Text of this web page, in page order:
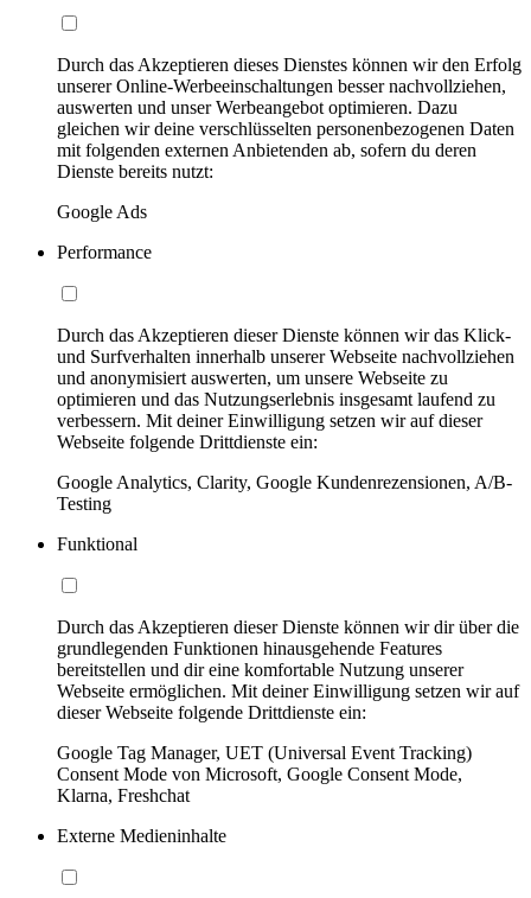
Durch das Akzeptieren dieses Dienstes können wir den Erfolg
unserer Online-Werbeeinschaltungen besser nachvollziehen,
auswerten und unser Werbeangebot optimieren. Dazu
gleichen wir deine verschlüsselten personenbezogenen Daten
mit folgenden externen Anbietenden ab, sofern du deren
Dienste bereits nutzt:
Google Ads
Performance
Durch das Akzeptieren dieser Dienste können wir das Klick-
und Surfverhalten innerhalb unserer Webseite nachvollziehen
und anonymisiert auswerten, um unsere Webseite zu
optimieren und das Nutzungserlebnis insgesamt laufend zu
verbessern. Mit deiner Einwilligung setzen wir auf dieser
Webseite folgende Drittdienste ein:
Google Analytics, Clarity, Google Kundenrezensionen, A/B-
Testing
Funktional
Durch das Akzeptieren dieser Dienste können wir dir über die
grundlegenden Funktionen hinausgehende Features
bereitstellen und dir eine komfortable Nutzung unserer
Webseite ermöglichen. Mit deiner Einwilligung setzen wir auf
dieser Webseite folgende Drittdienste ein:
Google Tag Manager, UET (Universal Event Tracking)
Consent Mode von Microsoft, Google Consent Mode,
Klarna, Freshchat
Externe Medieninhalte